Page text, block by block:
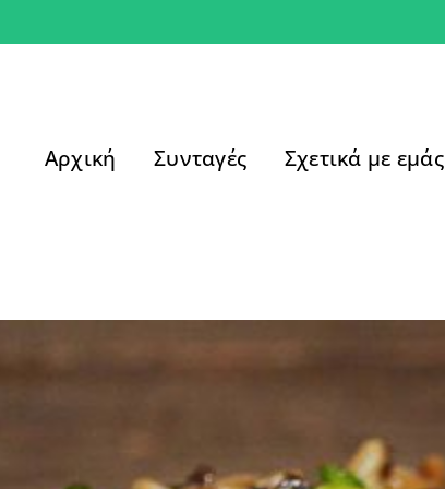
Αρχική Συνταγές Σχετικά με εμάς